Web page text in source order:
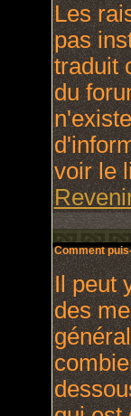
Les
pas
traduit
du
voir le
Comment
Il peut
des